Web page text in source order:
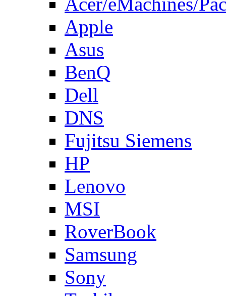
Apple
Asus
BenQ
Dell
DNS
Fujitsu Siemens
HP
Lenovo
MSI
RoverBook
Samsung
Sony